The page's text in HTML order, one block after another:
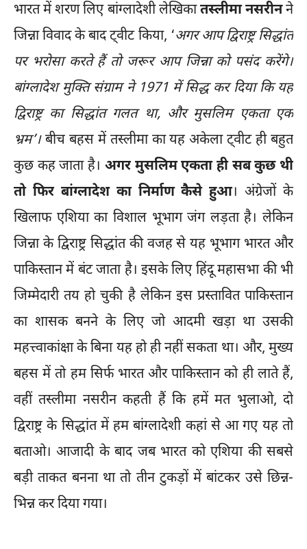
भारत में शरण लिए बांग्लादेशी लेखिकातस्लीमा नसरीनने
जिन्ना विवाद के बाद ट्वीट किया, ‘अगर आप द्विराष्ट्र सिद्धांत
पर भरोसा करते हैं तो जरूर आप जिन्ना को पसंद करेंगे।
बांग्लादेश मुक्ति संग्राम ने 1971 में सिद्ध कर दिया कि यह
द्विराष्ट्र का सिद्धांत गलत था, और मुसलिम एकता एक
भ्रम’।बीच बहस में तस्लीमा का यह अकेला ट्वीट ही बहुत
कुछ कह जाता है। अगर मुसलिम एकता ही सब कुछ थी
तो फिर बांग्लादेश का निर्माण कैसे हुआ। अंग्रेजों के
खिलाफ एशिया का विशाल भूभाग जंग लड़ता है। लेकिन
जिन्ना के द्विराष्ट्र सिद्धांत की वजह से यह भूभाग भारत और
पाकिस्तान में बंट जाता है। इसके लिए हिंदू महासभा की भी
जिम्मेदारी तय हो चुकी है लेकिन इस प्रस्तावित पाकिस्तान
का शासक बनने के लिए जो आदमी खड़ा था उसकी
महत्त्वाकांक्षा के बिना यह हो ही नहीं सकता था। और, मुख्य
बहस में तो हम सिर्फ भारत और पाकिस्तान को ही लाते हैं,
वहीं तस्लीमा नसरीन कहती हैं कि हमें मत भुलाओ, दो
द्विराष्ट्र के सिद्धांत में हम बांग्लादेशी कहां से आ गए यह तो
बताओ। आजादी के बाद जब भारत को एशिया की सबसे
बड़ी ताकत बनना था तो तीन टुकड़ों में बांटकर उसे छिन्न-
भिन्न कर दिया गया।